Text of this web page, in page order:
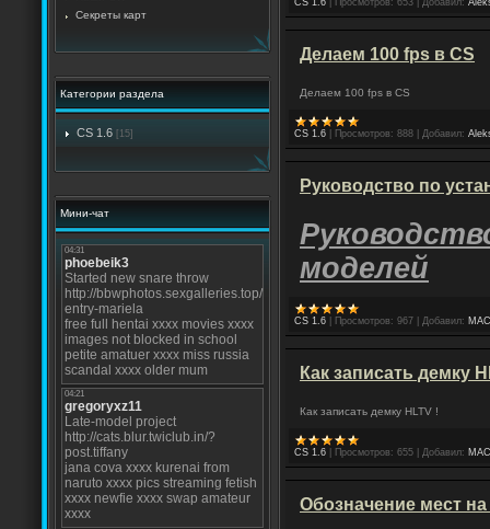
Секреты карт
Категории раздела
CS 1.6 [15]
Мини-чат
CS 1.6 Просмотров: 653 Добавил:
Делаем 100 fps в CS
Делаем 100 fps в CS
CS 1.6 Просмотров: 888 Добавил:
Руководство по
моделей
CS 1.6 Просмотров: 967 Добавил:
Как записать демку
Как записать демку HLTV !
CS 1.6 Просмотров: 655 Добавил:
Обозначение мест на